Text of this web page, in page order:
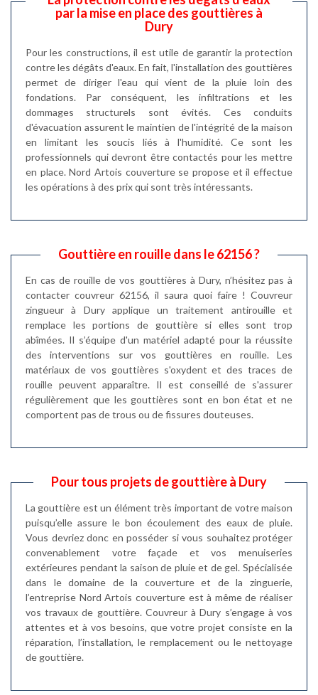
par la mise en place des gouttières à
Dury
Pour les constructions, il est utile de garantir la protection
contre les dégâts d'eaux. En fait, l'installation des gouttières
permet de diriger l'eau qui vient de la pluie loin des
fondations. Par conséquent, les infiltrations et les
dommages structurels sont évités. Ces conduits
d'évacuation assurent le maintien de l'intégrité de la maison
en limitant les soucis liés à l'humidité. Ce sont les
professionnels qui devront être contactés pour les mettre
en place. Nord Artois couverture se propose et il effectue
les opérations à des prix qui sont très intéressants.
Gouttière en rouille dans le 62156 ?
En cas de rouille de vos gouttières à Dury, n’hésitez pas à
contacter couvreur 62156, il saura quoi faire ! Couvreur
zingueur à Dury applique un traitement antirouille et
remplace les portions de gouttière si elles sont trop
abîmées. Il s’équipe d'un matériel adapté pour la réussite
des interventions sur vos gouttières en rouille. Les
matériaux de vos gouttières s'oxydent et des traces de
rouille peuvent apparaître. Il est conseillé de s'assurer
régulièrement que les gouttières sont en bon état et ne
comportent pas de trous ou de fissures douteuses.
Pour tous projets de gouttière à Dury
La gouttière est un élément très important de votre maison
puisqu’elle assure le bon écoulement des eaux de pluie.
Vous devriez donc en posséder si vous souhaitez protéger
convenablement votre façade et vos menuiseries
extérieures pendant la saison de pluie et de gel. Spécialisée
dans le domaine de la couverture et de la zinguerie,
l’entreprise Nord Artois couverture est à même de réaliser
vos travaux de gouttière. Couvreur à Dury s’engage à vos
attentes et à vos besoins, que votre projet consiste en la
réparation, l’installation, le remplacement ou le nettoyage
de gouttière.